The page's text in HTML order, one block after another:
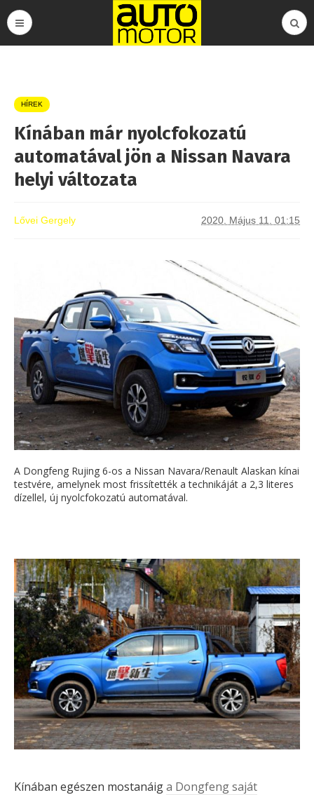
HÍREK
Kínában már nyolcfokozatú
automatával jön a Nissan Navara
helyi változata
Lővei Gergely 2020. Május 11. 01:15
A Dongfeng Rujing 6-os a Nissan Navara/Renault Alaskan kínai
testvére, amelynek most frissítették a technikáját a 2,3 literes
dízellel, új nyolcfokozatú automatával.
Kínában egészen mostanáiga Dongfeng saját